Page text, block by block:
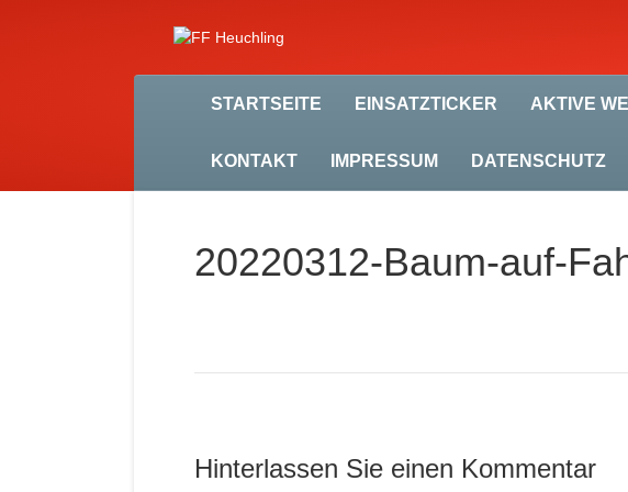
STARTSEITE EINSATZTICKER AKTIVE
KONTAKT IMPRESSUM DATENSCHUTZ
20220312-Baum-auf-
Hinterlassen Sie einen Kommentar